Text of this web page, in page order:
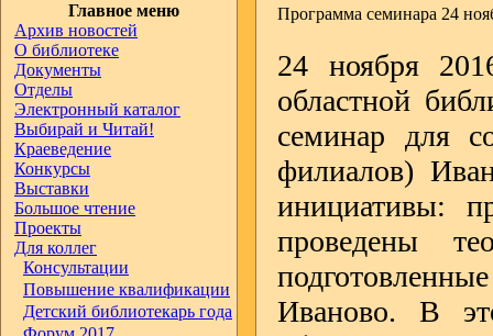
Главное меню
Архив новостей
О библиотеке
Документы
Отделы
Электронный каталог
Выбирай и Читай!
Краеведение
Конкурсы
Выставки
Большое чтение
Проекты
Для коллег
Консультации
Повышение квалификации
Детский библиотекарь года
Программа семинара 24
24 ноября
областной
семинар для
филиалов)
инициативы:
проведены
Иваново. В